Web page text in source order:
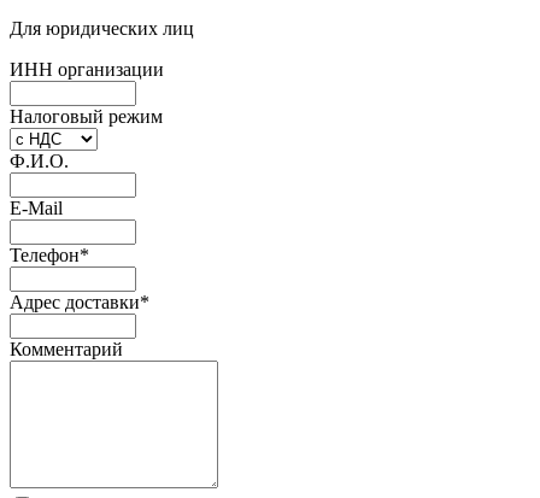
Для юридических лиц
ИНН организации
Налоговый режим
Ф.И.О.
E-Mail
Телефон*
Адрес доставки*
Комментарий